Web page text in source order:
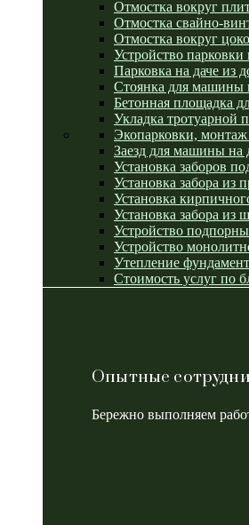
Отмостка вокруг
Отмостка свайно-
Отмостка вокруг
Устройство парковки
Парковка на даче из
Стоянка для машины
Бетонная площадка
Укладка тротуарной
Экопарковки, монтаж
Заезд для машины на
Установка заборов
Установка забора из
Установка
Установка забора из
Устройство
Устройство
Утепление
Стоимость услуг по
Опытные
Бережно выполняем